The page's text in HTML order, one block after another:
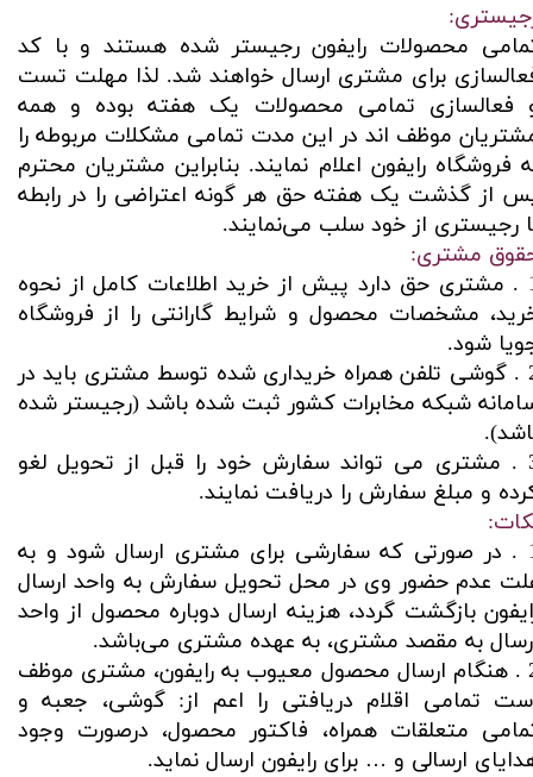
محصولات رایفون رجیستر شده هستند و با کد
برای مشتری ارسال خواهند شد. لذا مهلت تست
فعالسازی تمامی محصولات یک هفته بوده و همه
موظف اند در این مدت تمامی مشکلات مربوطه را
فروشگاه رایفون اعلام نمایند. بنابراین مشتریان محترم
از گذشت یک هفته حق هر گونه اعتراضی را در رابطه
رجیستری از خود سلب می‌نمایند.
مشتری:
1 . مشتری حق دارد پیش از خرید اطلاعات کامل از نحوه
مشخصات محصول و شرایط گارانتی را از فروشگاه
شود.
2 . گوشی تلفن همراه خریداری شده توسط مشتری باید در
شبکه مخابرات کشور ثبت شده باشد (رجیستر شده
3 . مشتری می تواند سفارش خود را قبل از تحویل لغو
و مبلغ سفارش را دریافت نمایند.
1 . در صورتی که سفارشی برای مشتری ارسال شود و به
عدم حضور وی در محل تحویل سفارش به واحد ارسال
بازگشت گردد، هزینه ارسال دوباره محصول از واحد
به مقصد مشتری، به عهده مشتری می‌باشد.
2 . هنگام ارسال محصول معیوب به رایفون، مشتری موظف
تمامی اقلام دریافتی را اعم از: گوشی، جعبه و
متعلقات همراه، فاکتور محصول، درصورت وجود
ارسالی و … برای رایفون ارسال نماید.​​​​​​​